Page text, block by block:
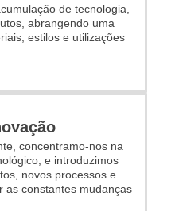
de tecnologia,
abrangendo uma
estilos e utilizações
concentramo-nos na
e introduzimos
novos processos e
as constantes mudanças